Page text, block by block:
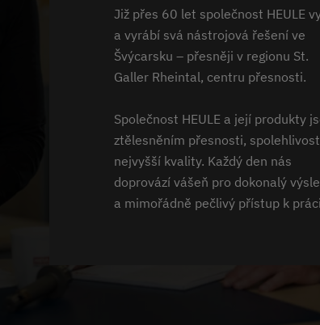
Již přes 60 let společnost HEULE
a vyrábí svá nástrojová řešení ve
Švýcarsku – přesněji v regionu St.
Galler Rheintal, centru přesnosti.
Společnost HEULE a její produkty
ztělesněním přesnosti,
nejvyšší kvality. Každý den nás
doprovází vášeň pro dokonalý
a mimořádně pečlivý přístup k